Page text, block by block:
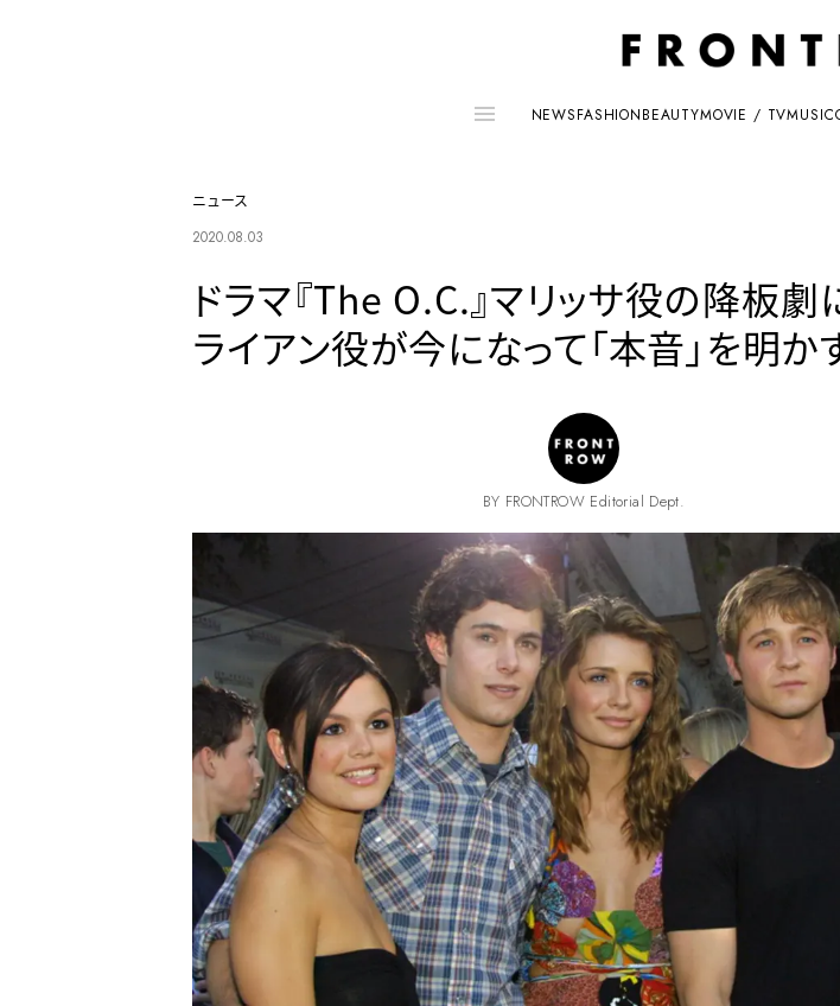
NEWSFASHIONBEAUTYMOVIE / TVMUSIC
ニュース
2020.08.03
ドラマ『The O.C.』マリッサ役の降板劇
ライアン役が今になって「本音」を明か
BY FRONTROW Editorial Dept.